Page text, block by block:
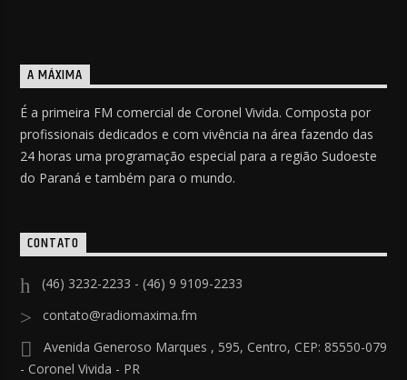
A MÁXIMA
É a primeira FM comercial de Coronel Vivida. Composta por
profissionais dedicados e com vivência na área fazendo das
24 horas uma programação especial para a região Sudoeste
do Paraná e também para o mundo.
CONTATO
(46) 3232-2233 - (46) 9 9109-2233
contato@radiomaxima.fm
Avenida Generoso Marques , 595, Centro, CEP: 85550-079
- Coronel Vivida - PR